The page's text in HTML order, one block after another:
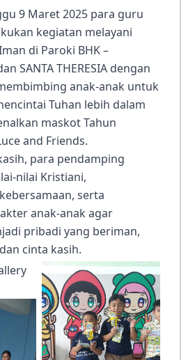
9 Maret 2025 para guru
kegiatan melayani
di Paroki BHK –
SANTA THERESIA dengan
anak-anak untuk
Tuhan lebih dalam
maskot Tahun
and Friends.
para pendamping
nilai Kristiani,
serta
anak-anak agar
pribadi yang beriman,
cinta kasih.